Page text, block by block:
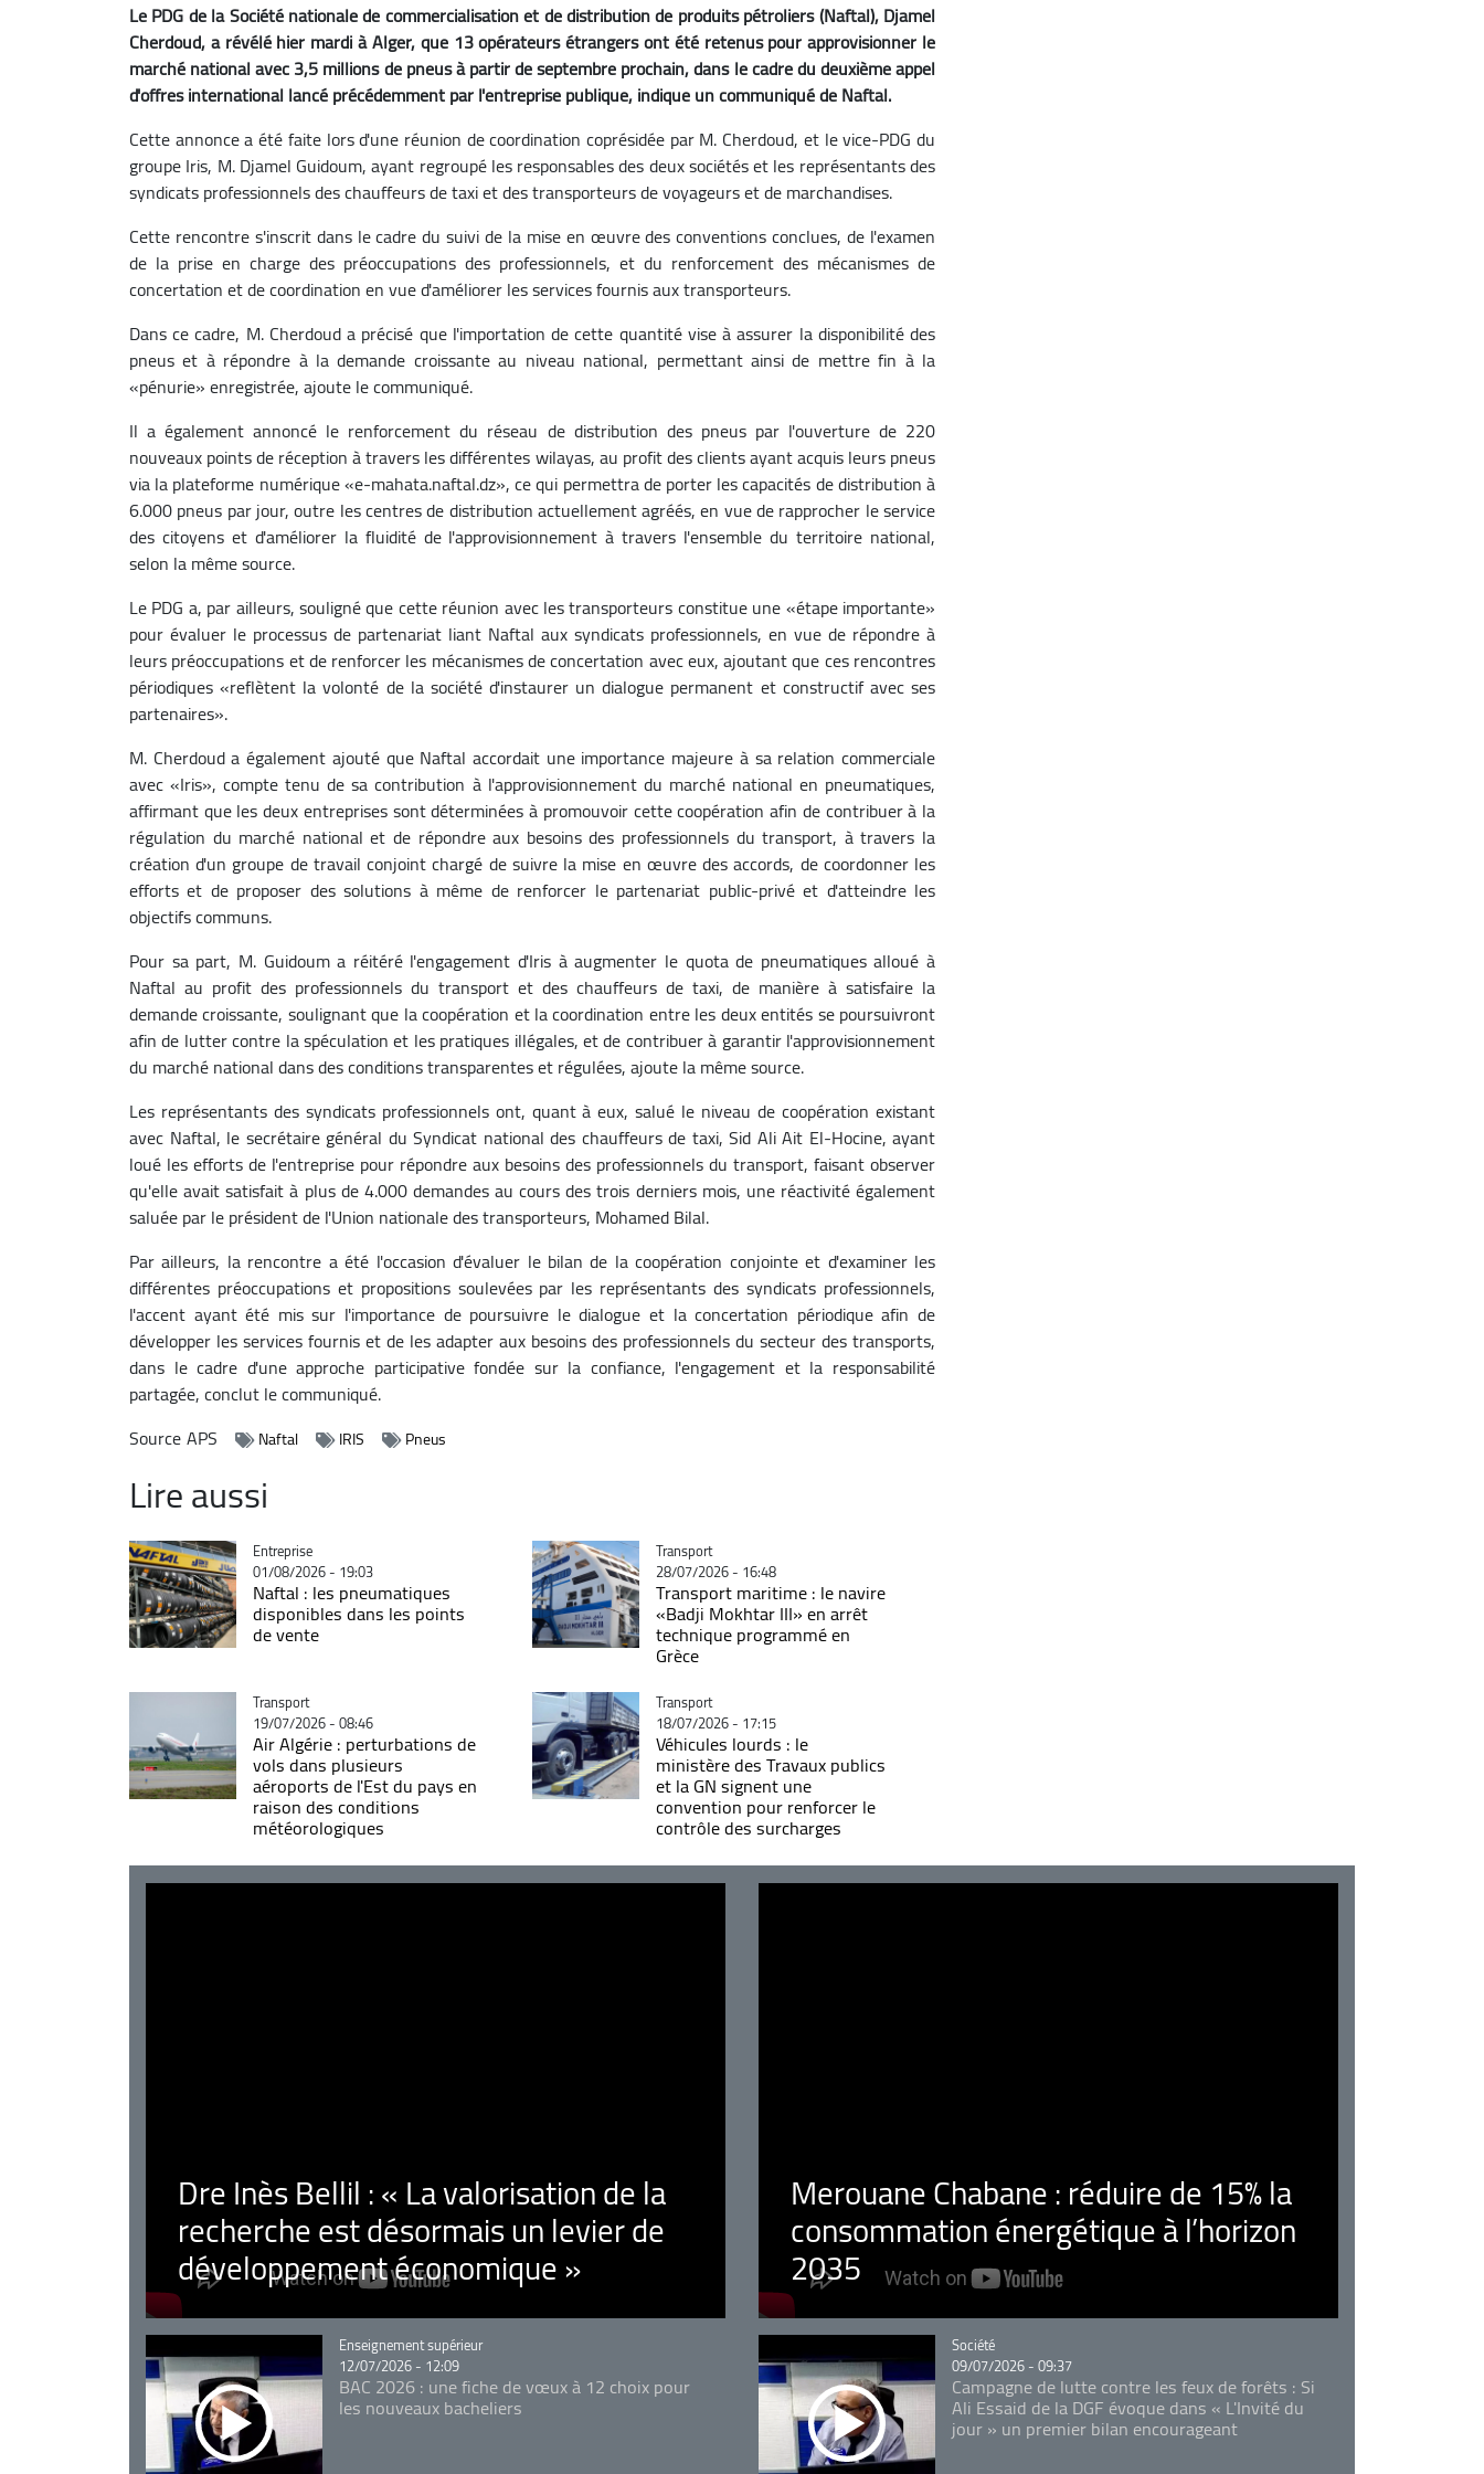
Le PDG de la Société nationale de commercialisation et de distribution de produits pétroliers (Naftal), Djamel
Cherdoud, a révélé hier mardi à Alger, que 13 opérateurs étrangers ont été retenus pour approvisionner le
marché national avec 3,5 millions de pneus à partir de septembre prochain, dans le cadre du deuxième appel
d'offres international lancé précédemment par l'entreprise publique, indique un communiqué de Naftal.
Cette annonce a été faite lors d'une réunion de coordination coprésidée par M. Cherdoud, et le vice-PDG du
groupe Iris, M. Djamel Guidoum, ayant regroupé les responsables des deux sociétés et les représentants des
syndicats professionnels des chauffeurs de taxi et des transporteurs de voyageurs et de marchandises.
Cette rencontre s'inscrit dans le cadre du suivi de la mise en œuvre des conventions conclues, de l'examen
de la prise en charge des préoccupations des professionnels, et du renforcement des mécanismes de
concertation et de coordination en vue d'améliorer les services fournis aux transporteurs.
Dans ce cadre, M. Cherdoud a précisé que l'importation de cette quantité vise à assurer la disponibilité des
pneus et à répondre à la demande croissante au niveau national, permettant ainsi de mettre fin à la
«pénurie» enregistrée, ajoute le communiqué.
Il a également annoncé le renforcement du réseau de distribution des pneus par l'ouverture de 220
nouveaux points de réception à travers les différentes wilayas, au profit des clients ayant acquis leurs pneus
via la plateforme numérique «e-mahata.naftal.dz», ce qui permettra de porter les capacités de distribution à
6.000 pneus par jour, outre les centres de distribution actuellement agréés, en vue de rapprocher le service
des citoyens et d'améliorer la fluidité de l'approvisionnement à travers l'ensemble du territoire national,
selon la même source.
Le PDG a, par ailleurs, souligné que cette réunion avec les transporteurs constitue une «étape importante»
pour évaluer le processus de partenariat liant Naftal aux syndicats professionnels, en vue de répondre à
leurs préoccupations et de renforcer les mécanismes de concertation avec eux, ajoutant que ces rencontres
périodiques «reflètent la volonté de la société d'instaurer un dialogue permanent et constructif avec ses
partenaires».
M. Cherdoud a également ajouté que Naftal accordait une importance majeure à sa relation commerciale
avec «Iris», compte tenu de sa contribution à l'approvisionnement du marché national en pneumatiques,
affirmant que les deux entreprises sont déterminées à promouvoir cette coopération afin de contribuer à la
régulation du marché national et de répondre aux besoins des professionnels du transport, à travers la
création d'un groupe de travail conjoint chargé de suivre la mise en œuvre des accords, de coordonner les
efforts et de proposer des solutions à même de renforcer le partenariat public-privé et d'atteindre les
objectifs communs.
Pour sa part, M. Guidoum a réitéré l'engagement d'Iris à augmenter le quota de pneumatiques alloué à
Naftal au profit des professionnels du transport et des chauffeurs de taxi, de manière à satisfaire la
demande croissante, soulignant que la coopération et la coordination entre les deux entités se poursuivront
afin de lutter contre la spéculation et les pratiques illégales, et de contribuer à garantir l'approvisionnement
du marché national dans des conditions transparentes et régulées, ajoute la même source.
Les représentants des syndicats professionnels ont, quant à eux, salué le niveau de coopération existant
avec Naftal, le secrétaire général du Syndicat national des chauffeurs de taxi, Sid Ali Ait El-Hocine, ayant
loué les efforts de l'entreprise pour répondre aux besoins des professionnels du transport, faisant observer
qu'elle avait satisfait à plus de 4.000 demandes au cours des trois derniers mois, une réactivité également
saluée par le président de l'Union nationale des transporteurs, Mohamed Bilal.
Par ailleurs, la rencontre a été l'occasion d'évaluer le bilan de la coopération conjointe et d'examiner les
différentes préoccupations et propositions soulevées par les représentants des syndicats professionnels,
l'accent ayant été mis sur l'importance de poursuivre le dialogue et la concertation périodique afin de
développer les services fournis et de les adapter aux besoins des professionnels du secteur des transports,
dans le cadre d'une approche participative fondée sur la confiance, l'engagement et la responsabilité
partagée, conclut le communiqué.
SourceAPS Naftal IRIS Pneus
Lire aussi
Catégorie
Entreprise
01/08/2026 - 19:03
Naftal : les pneumatiques
disponibles dans les points
de vente
Catégorie
Transport
28/07/2026 - 16:48
Transport maritime : le navire
«Badji Mokhtar III» en arrêt
technique programmé en
Grèce
Catégorie
Transport
19/07/2026 - 08:46
Air Algérie : perturbations de
vols dans plusieurs
aéroports de l'Est du pays en
raison des conditions
météorologiques
Catégorie
Transport
18/07/2026 - 17:15
Véhicules lourds : le
ministère des Travaux publics
et la GN signent une
convention pour renforcer le
contrôle des surcharges
Dre Inès Bellil : « La valorisation de la
recherche est désormais un levier de
développement économique »
Merouane Chabane : réduire de 15% la
consommation énergétique à l’horizon
2035
Catégorie
Enseignement supérieur
12/07/2026 - 12:09
BAC 2026 : une fiche de vœux à 12 choix pour
les nouveaux bacheliers
Catégorie
Société
09/07/2026 - 09:37
Campagne de lutte contre les feux de forêts : Si
Ali Essaid de la DGF évoque dans « L'Invité du
jour » un premier bilan encourageant